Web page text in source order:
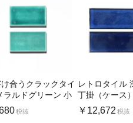
合うクラックタイ
ラルドグリーン 小
ス）
税抜
レトロタイル
丁掛（ケース
￥12,672 税抜